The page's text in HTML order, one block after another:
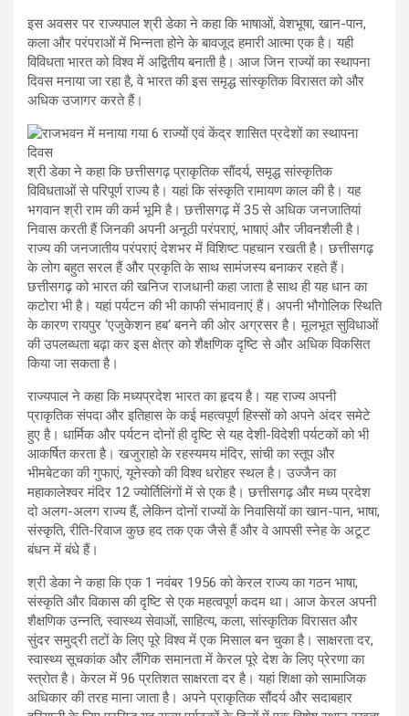
इस अवसर पर राज्यपाल श्री डेका ने कहा कि भाषाओं, वेशभूषा, खान-पान,
कला और परंपराओं में भिन्नता होने के बावजूद हमारी आत्मा एक है। यही
विविधता भारत को विश्व में अद्वितीय बनाती है। आज जिन राज्यों का स्थापना
दिवस मनाया जा रहा है, वे भारत की इस समृद्ध सांस्कृतिक विरासत को और
अधिक उजागर करते हैं।
श्री डेका ने कहा कि छत्तीसगढ़ प्राकृतिक साैंदर्य, समृद्ध सांस्कृतिक
विविधताओं से परिपूर्ण राज्य है। यहां कि संस्कृति रामायण काल की है। यह
भगवान श्री राम की कर्म भूमि है। छत्तीसगढ़ में 35 से अधिक जनजातियां
निवास करती हैं जिनकी अपनी अनूठी परंपराएं, भाषाएं और जीवनशैली है।
राज्य की जनजातीय परंपराएं देशभर में विशिष्ट पहचान रखती है। छत्तीसगढ़
के लोग बहुत सरल हैं और प्रकृति के साथ सामंजस्य बनाकर रहते हैं।
छत्तीसगढ़ को भारत की खनिज राजधानी कहा जाता है साथ ही यह धान का
कटोरा भी है। यहां पर्यटन की भी काफी संभावनाएं हैं। अपनी भौगोलिक स्थिति
के कारण रायपुर ‘एजुकेशन हब‘ बनने की ओर अग्रसर है। मूलभूत सुविधाओं
की उपलब्धता बढ़ा कर इस क्षेत्र को शैक्षणिक दृष्टि से और अधिक विकसित
किया जा सकता है।
राज्यपाल ने कहा कि मध्यप्रदेश भारत का हृदय है। यह राज्य अपनी
प्राकृतिक संपदा और इतिहास के कई महत्वपूर्ण हिस्सों को अपने अंदर समेटे
हुए है। धार्मिक और पर्यटन दोनों ही दृष्टि से यह देशी-विदेशी पर्यटकों को भी
आकर्षित करता है। खजुराहो के रहस्यमय मंदिर, सांची का स्तूप और
भीमबेटका की गुफाएं, यूनेस्को की विश्व धरोहर स्थल है। उज्जैन का
महाकालेश्वर मंदिर 12 ज्योर्तिलिंगों में से एक है। छत्तीसगढ़ और मध्य प्रदेश
दो अलग-अलग राज्य हैं, लेकिन दोनों राज्यों के निवासियों का खान-पान, भाषा,
संस्कृति, रीति-रिवाज कुछ हद तक एक जैसे हैं और वे आपसी स्नेह के अटूट
बंधन में बंधे हैं।
श्री डेका ने कहा कि एक 1 नवंबर 1956 को केरल राज्य का गठन भाषा,
संस्कृति और विकास की दृष्टि से एक महत्वपूर्ण कदम था। आज केरल अपनी
शैक्षणिक उन्नति, स्वास्थ्य सेवाओं, साहित्य, कला, सांस्कृतिक विरासत और
सुंदर समुद्री तटों के लिए पूरे विश्व में एक मिसाल बन चुका है। साक्षरता दर,
स्वास्थ्य सूचकांक और लैंगिक समानता में केरल पूरे देश के लिए प्रेरणा का
स्त्रोत है। केरल में 96 प्रतिशत साक्षरता दर है। यहां शिक्षा को सामाजिक
अधिकार की तरह माना जाता है। अपने प्राकृतिक सौंदर्य और सदाबहार